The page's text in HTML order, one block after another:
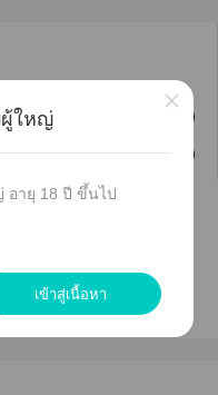
ติดตาม
ผู้ใหญ่
อายุ 18 ปี ขึ้นไป
เข้าสู่เนื้อหา
×